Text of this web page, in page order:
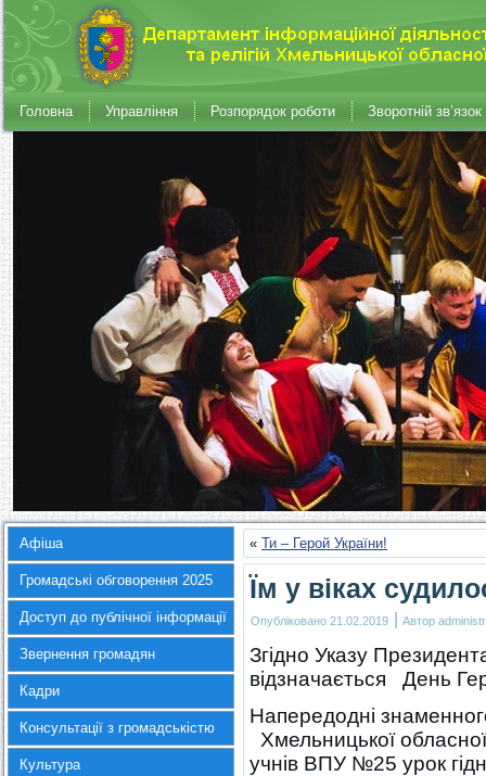
Головна Управління Розпорядок роботи Зворотній зв’язок
Афіша
Громадські обговорення 2025
Доступ до публічної інформації
Звернення громадян
Кадри
Консультації з громадськістю
Культура
« Ти – Герой України!
Їм у віках
Опубліковано 21.02.2019 | Автор
Згідно Указу
відзначається День
Напередодні
Хмельницької
учнів ВПУ №25 урок